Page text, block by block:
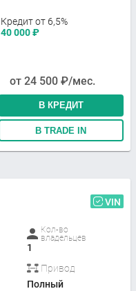
Кредит от 6,5%
40 000₽
от 24 500 ₽/мес.
В КРЕДИТ
В TRADE IN
VIN
Кол-во
владельцев
1
Привод
Полный